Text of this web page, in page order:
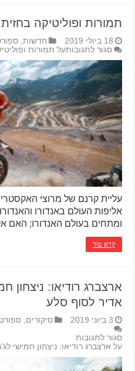
תמורות ופוליטיקה
18 ביולי 2019 חדשות,
סגור לתגובותעל תמורות
עליית קרנם של מרוצי
אליפות העולם באנדורו
ומתחים בעולם האנדורו; האם
קרא עוד
ארצברג רודיאו: ניצחון
אדיר לסוף סלע
3 ביוני 2019 סיקורים ,ספורט
סגור לתגובות
על ארצברג רודיאו: ניצחון חמישי